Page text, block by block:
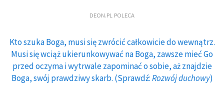
DEON.PL POLECA
Kto szuka Boga, musi się zwrócić całkowicie do wewnątrz.
Musi się wciąż ukierunkowywać na Boga, zawsze mieć Go
przed oczyma i wytrwale zapominać o sobie, aż znajdzie
Boga, swój prawdziwy skarb. (Sprawdź:Rozwój duchowy)